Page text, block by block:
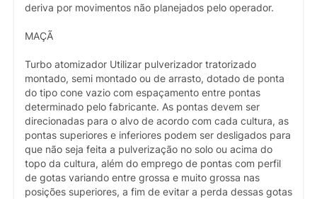
deriva por movimentos não planejados pelo operador.
MAÇÃ
Turbo atomizador Utilizar pulverizador tratorizado
montado, semi montado ou de arrasto, dotado de ponta
do tipo cone vazio com espaçamento entre pontas
determinado pelo fabricante. As pontas devem ser
direcionadas para o alvo de acordo com cada cultura, as
pontas superiores e inferiores podem ser desligados para
que não seja feita a pulverização no solo ou acima do
topo da cultura, além do emprego de pontas com perfil
de gotas variando entre grossa e muito grossa nas
posições superiores, a fim de evitar a perda dessas gotas